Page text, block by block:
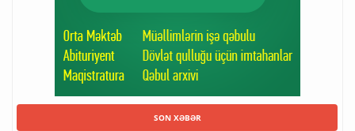
SON XƏBƏR